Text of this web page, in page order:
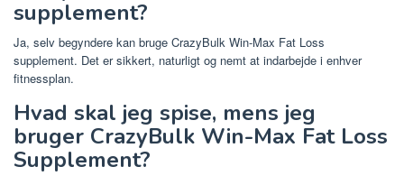
supplement?
Ja, selv begyndere kan bruge CrazyBulk Win-Max Fat Loss
supplement. Det er sikkert, naturligt og nemt at indarbejde i enhver
fitnessplan.
Hvad skal jeg spise, mens jeg
bruger CrazyBulk Win-Max Fat Loss
Supplement?